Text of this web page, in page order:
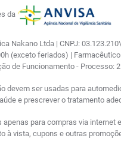
da
Nakano Ltda | CNPJ:
(exceto feriados) |
de Funcionamento -
devem ser usadas para
e prescrever o tratamento
para compras via
à vista, cupons e outras